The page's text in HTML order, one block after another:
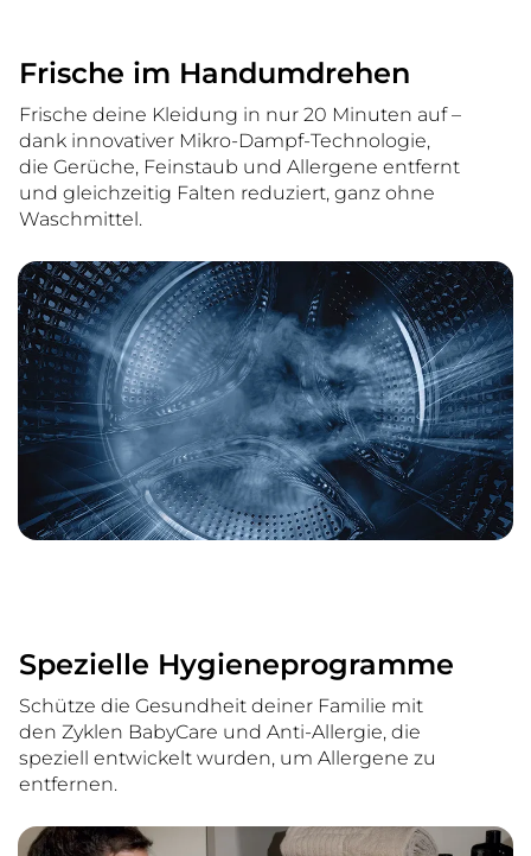
Frische im Handumdrehen
Frische deine Kleidung in nur 20 Minuten auf –
dank innovativer Mikro-Dampf-Technologie,
die Gerüche, Feinstaub und Allergene entfernt
und gleichzeitig Falten reduziert, ganz ohne
Waschmittel.
Spezielle Hygieneprogramme
Schütze die Gesundheit deiner Familie mit
den Zyklen BabyCare und Anti-Allergie, die
speziell entwickelt wurden, um Allergene zu
entfernen.